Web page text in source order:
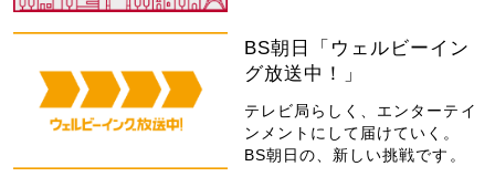
BS朝日「ウェルビーイン
グ放送中！」
テレビ局らしく、エンターテイ
ンメントにして届けていく。
BS朝日の、新しい挑戦です。